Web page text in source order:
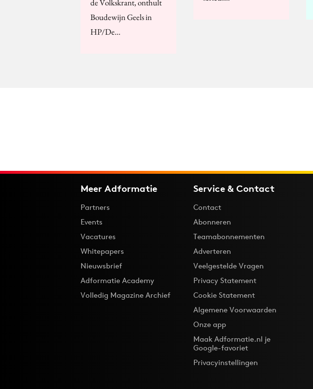
de Volkskrant, onthult
Boudewijn Geels in
HP/De…
Meer Adformatie
Partners
Events
Vacatures
Whitepapers
Nieuwsbrief
Adformatie Academy
Volledig Magazine Archief
Service & Contact
Contact
Abonneren
Teamabonnementen
Adverteren
Veelgestelde Vragen
Privacy Statement
Cookie Statement
Algemene Voorwaarden
Onze app
Maak Adformatie.nl je
Google-favoriet
Privacyinstellingen